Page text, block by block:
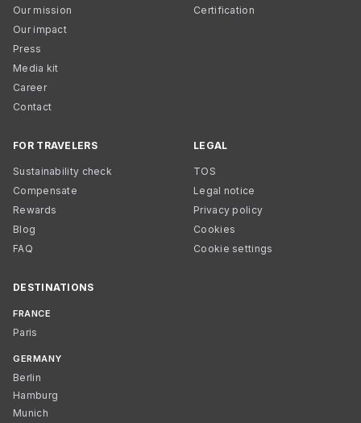
Our mission
Our impact
Press
Media kit
Career
Contact
Certification
FOR TRAVELERS
Sustainability check
Compensate
Rewards
Blog
FAQ
LEGAL
TOS
Legal notice
Privacy policy
Cookies
Cookie settings
DESTINATIONS
FRANCE
Paris
GERMANY
Berlin
Hamburg
Munich